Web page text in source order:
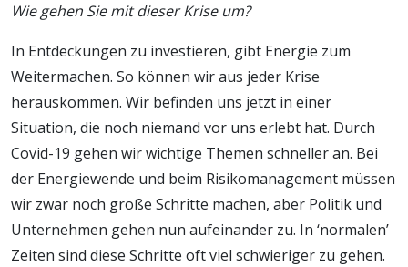
Wie gehen Sie mit dieser Krise um?
In Entdeckungen zu investieren, gibt Energie zum
Weitermachen. So können wir aus jeder Krise
herauskommen. Wir befinden uns jetzt in einer
Situation, die noch niemand vor uns erlebt hat. Durch
Covid-19 gehen wir wichtige Themen schneller an. Bei
der Energiewende und beim Risikomanagement müssen
wir zwar noch große Schritte machen, aber Politik und
Unternehmen gehen nun aufeinander zu. In ‘normalen’
Zeiten sind diese Schritte oft viel schwieriger zu gehen.